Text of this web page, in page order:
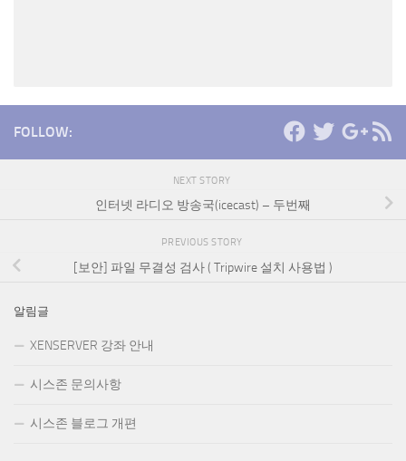
FOLLOW:
NEXT STORY
인터넷 라디오 방송국(icecast) – 두번째
PREVIOUS STORY
[보안] 파일 무결성 검사 ( Tripwire 설치 사용법 )
알림글
XENSERVER 강좌 안내
시스존 문의사항
시스존 블로그 개편